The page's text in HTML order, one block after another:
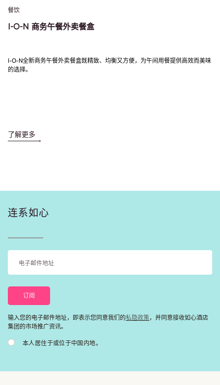
餐饮
I-O-N 商务午餐外卖餐盒
I-O-N全新商务午餐外卖餐盒既精致、均衡又方便，为午间用餐提供高效而美味
的选择。
了解更多
连系如心
输入您的电子邮件地址，即表示您同意我们的私隐政策 ，并同意接收如心酒店
集团的市场推广资讯。
本人居住于或位于中国内地。